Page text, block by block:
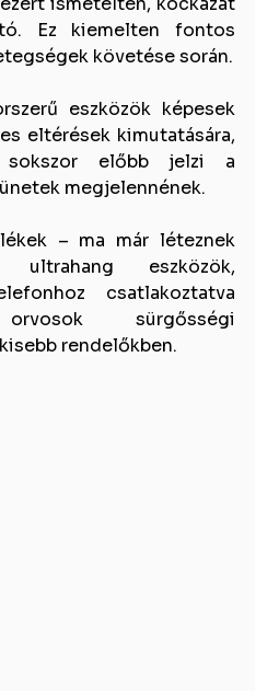
Ez kiemelten fontos
követése során.
eszközök képesek
eltérések kimutatására,
előbb jelzi a
megjelennének.
– ma már léteznek
eszközök,
csatlakoztatva
orvosok sürgősségi
rendelőkben.